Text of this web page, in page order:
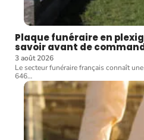
Plaque funéraire en
savoir avant de
3 août 2026
Le secteur funéraire français connaît
646…